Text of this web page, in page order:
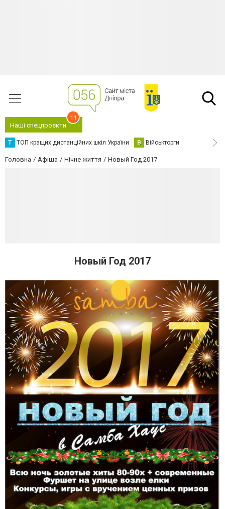
Наші спецпроєкти
11
Т ТОП кращих дистанційних шкіл України В Військторги
Головна Афіша Нічне життя Новый Год 2017
Новый Год 2017